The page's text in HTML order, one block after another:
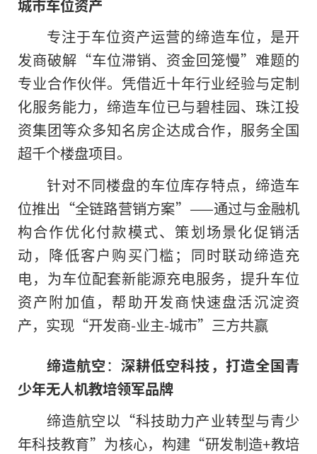
城市车位资产
专注于车位资产运营的缔造车位，是开
发商破解“车位滞销、资金回笼慢”难题的
专业合作伙伴。凭借近十年行业经验与定制
化服务能力，缔造车位已与碧桂园、珠江投
资集团等众多知名房企达成合作，服务全国
超千个楼盘项目。
针对不同楼盘的车位库存特点，缔造车
位推出“全链路营销方案”——通过与金融机
构合作优化付款模式、策划场景化促销活
动，降低客户购买门槛；同时联动缔造充
电，为车位配套新能源充电服务，提升车位
资产附加值，帮助开发商快速盘活沉淀资
产，实现“开发商-业主-城市”三方共赢
缔造航空：深耕低空科技，打造全国青
少年无人机教培领军品牌
缔造航空以“科技助力产业转型与青少
年科技教育”为核心，构建“研发制造+教培